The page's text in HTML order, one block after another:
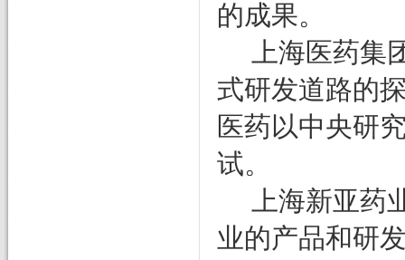
的成果。
上海医药集
式研发道路的
医药以中央研
试。
上海新亚
业的产品和研